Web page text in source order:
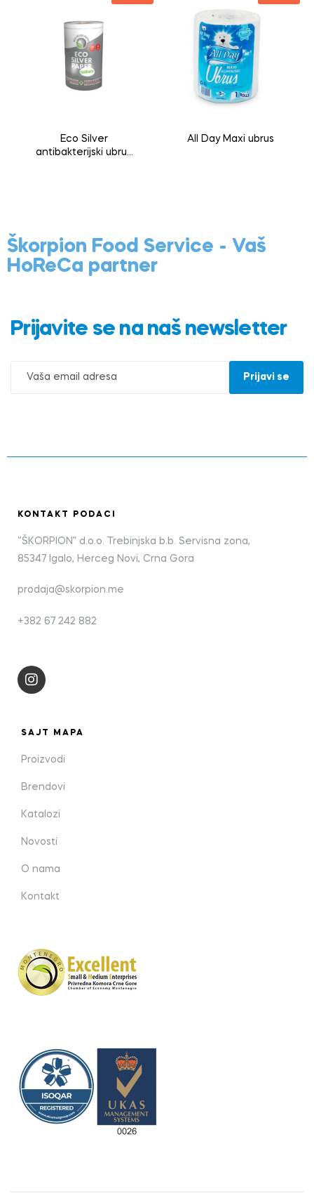
Eco Silver
antibakterijski ubrus
All Day Maxi ubrus
Škorpion Food Service - Vaš
HoReCa partner
Prijavite se na naš newsletter
KONTAKT PODACI
“ŠKORPION” d.o.o. Trebinjska b.b. Servisna zona,
85347 Igalo, Herceg Novi, Crna Gora
prodaja@skorpion.me
+382 67 242 882
SAJT MAPA
Proizvodi
Brendovi
Katalozi
Novosti
O nama
Kontakt